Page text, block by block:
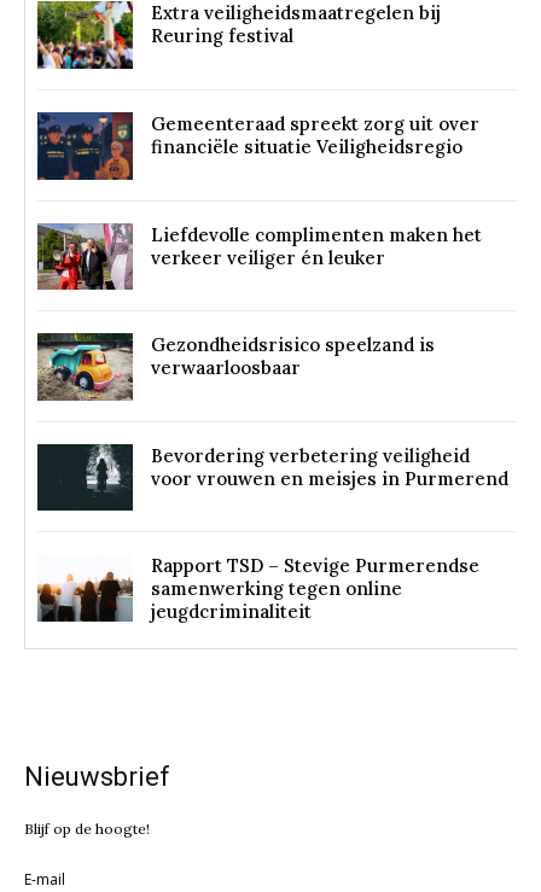
Extra veiligheidsmaatregelen bij
Reuring festival
Gemeenteraad spreekt zorg uit over
financiële situatie Veiligheidsregio
Liefdevolle complimenten maken het
verkeer veiliger én leuker
Gezondheidsrisico speelzand is
verwaarloosbaar
Bevordering verbetering veiligheid
voor vrouwen en meisjes in Purmerend
Rapport TSD – Stevige Purmerendse
samenwerking tegen online
jeugdcriminaliteit
Nieuwsbrief
Blijf op de hoogte!
E-mail